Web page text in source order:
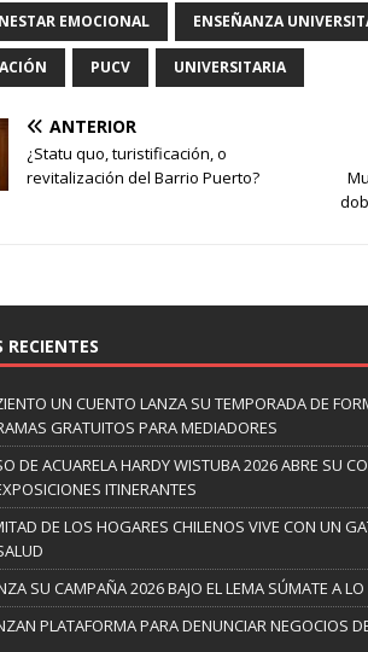
EMOCIONAL ENSEÑANZA
PUCV UNIVERSITARIA
ANTERIOR
¿Statu quo, turistificación, o
revitalización del Barrio Puerto?
UN CUENTO LANZA SU TEMPORADA DE
GRATUITOS PARA MEDIADORES
DE ACUARELA HARDY WISTUBA 2026 ABRE SU
ITINERANTES
DE LOS HOGARES CHILENOS VIVE CON UN
SU CAMPAÑA 2026 BAJO EL LEMA SÚMATE A
PLATAFORMA PARA DENUNCIAR NEGOCIOS